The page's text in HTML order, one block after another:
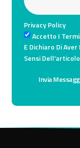
Privacy Policy
Accetto I
E Dichiaro Di
Sensi Dell'articolo
Invia